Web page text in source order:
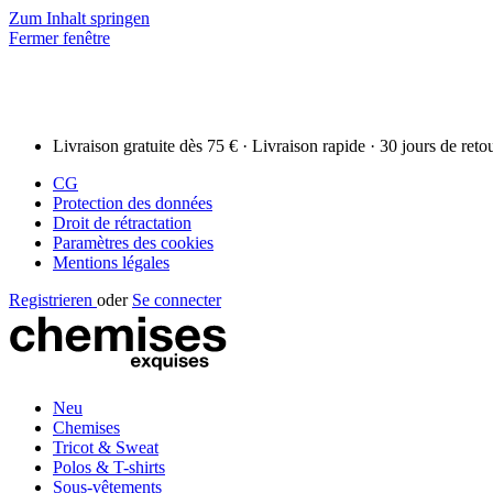
Zum Inhalt springen
Fermer fenêtre
Livraison gratuite dès 75 € · Livraison rapide · 30 jours de
CG
Protection des données
Droit de rétractation
Paramètres des cookies
Mentions légales
Registrieren oder Se connecter
Neu
Chemises
Tricot & Sweat
Polos & T-shirts
Sous-vêtements